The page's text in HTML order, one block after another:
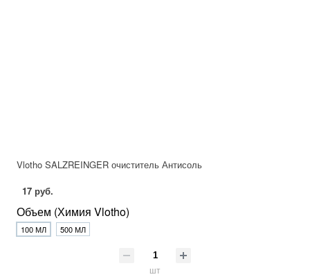
Vlotho SALZREINGER очиститель Антисоль
17 руб.
Объем (Химия Vlotho)
100 МЛ 500 МЛ
шт